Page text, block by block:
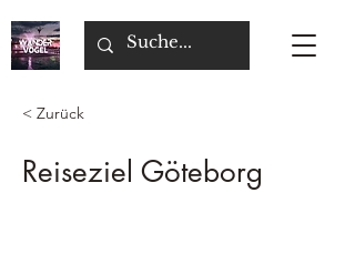
< Zurück
Reiseziel Göteborg